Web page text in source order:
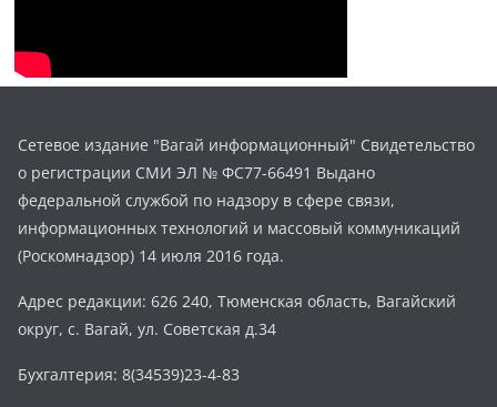
Сетевое издание "Вагай информационный" Свидетельство
о регистрации СМИ ЭЛ № ФС77-66491 Выдано
федеральной службой по надзору в сфере связи,
информационных технологий и массовый коммуникаций
(Роскомнадзор) 14 июля 2016 года.
Адрес редакции: 626 240, Тюменская область, Вагайский
округ, с. Вагай, ул. Советская д.34
Бухгалтерия: 8(34539)23-4-83